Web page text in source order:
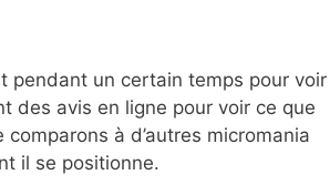
pendant un certain temps pour voir
des avis en ligne pour voir ce que
à d’autres micromania
il se positionne.